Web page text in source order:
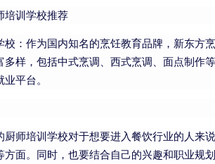
培训学校推荐
校：作为国内知名的烹饪教育品牌，新东方
多样，包括中式烹调、西式烹调、面点制作
平台。
厨师培训学校对于想要进入餐饮行业的人来
方面。同时，也要结合自己的兴趣和职业规